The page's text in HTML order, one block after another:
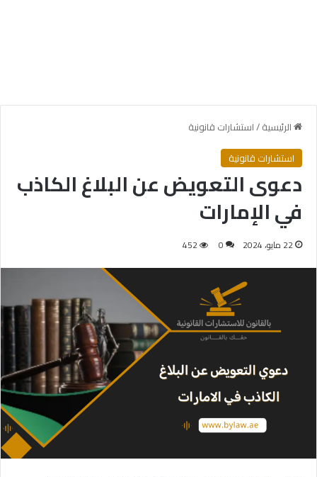
الرئيسية/استشارات قانونية
استشارات قانونية
دعوى التعويض عن البلاغ الكاذب
في الإمارات
22 مايو، 2024 0
452